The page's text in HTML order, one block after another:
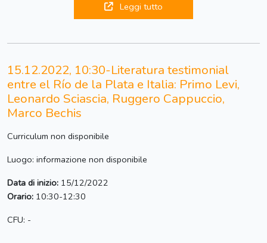
Leggi tutto
15.12.2022, 10:30-Literatura testimonial
entre el Río de la Plata e Italia: Primo Levi,
Leonardo Sciascia, Ruggero Cappuccio,
Marco Bechis
Curriculum non disponibile
Luogo: informazione non disponibile
Data di inizio: 15/12/2022
Orario: 10:30-12:30
CFU: -